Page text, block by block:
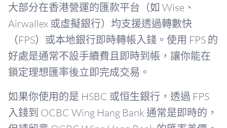
大部分在香港營運的匯款平台（如 Wise、
Airwallex 或虛擬銀行）均支援透過轉數快
（FPS）或本地銀行即時轉帳入錢。使用 FPS 的
好處是通常不設手續費且即時到帳，讓你能在
鎖定理想匯率後立即完成交易。
如果你使用的是 HSBC 或恒生銀行，透過 FPS
入錢到 OCBC Wing Hang Bank 通常是即時的，